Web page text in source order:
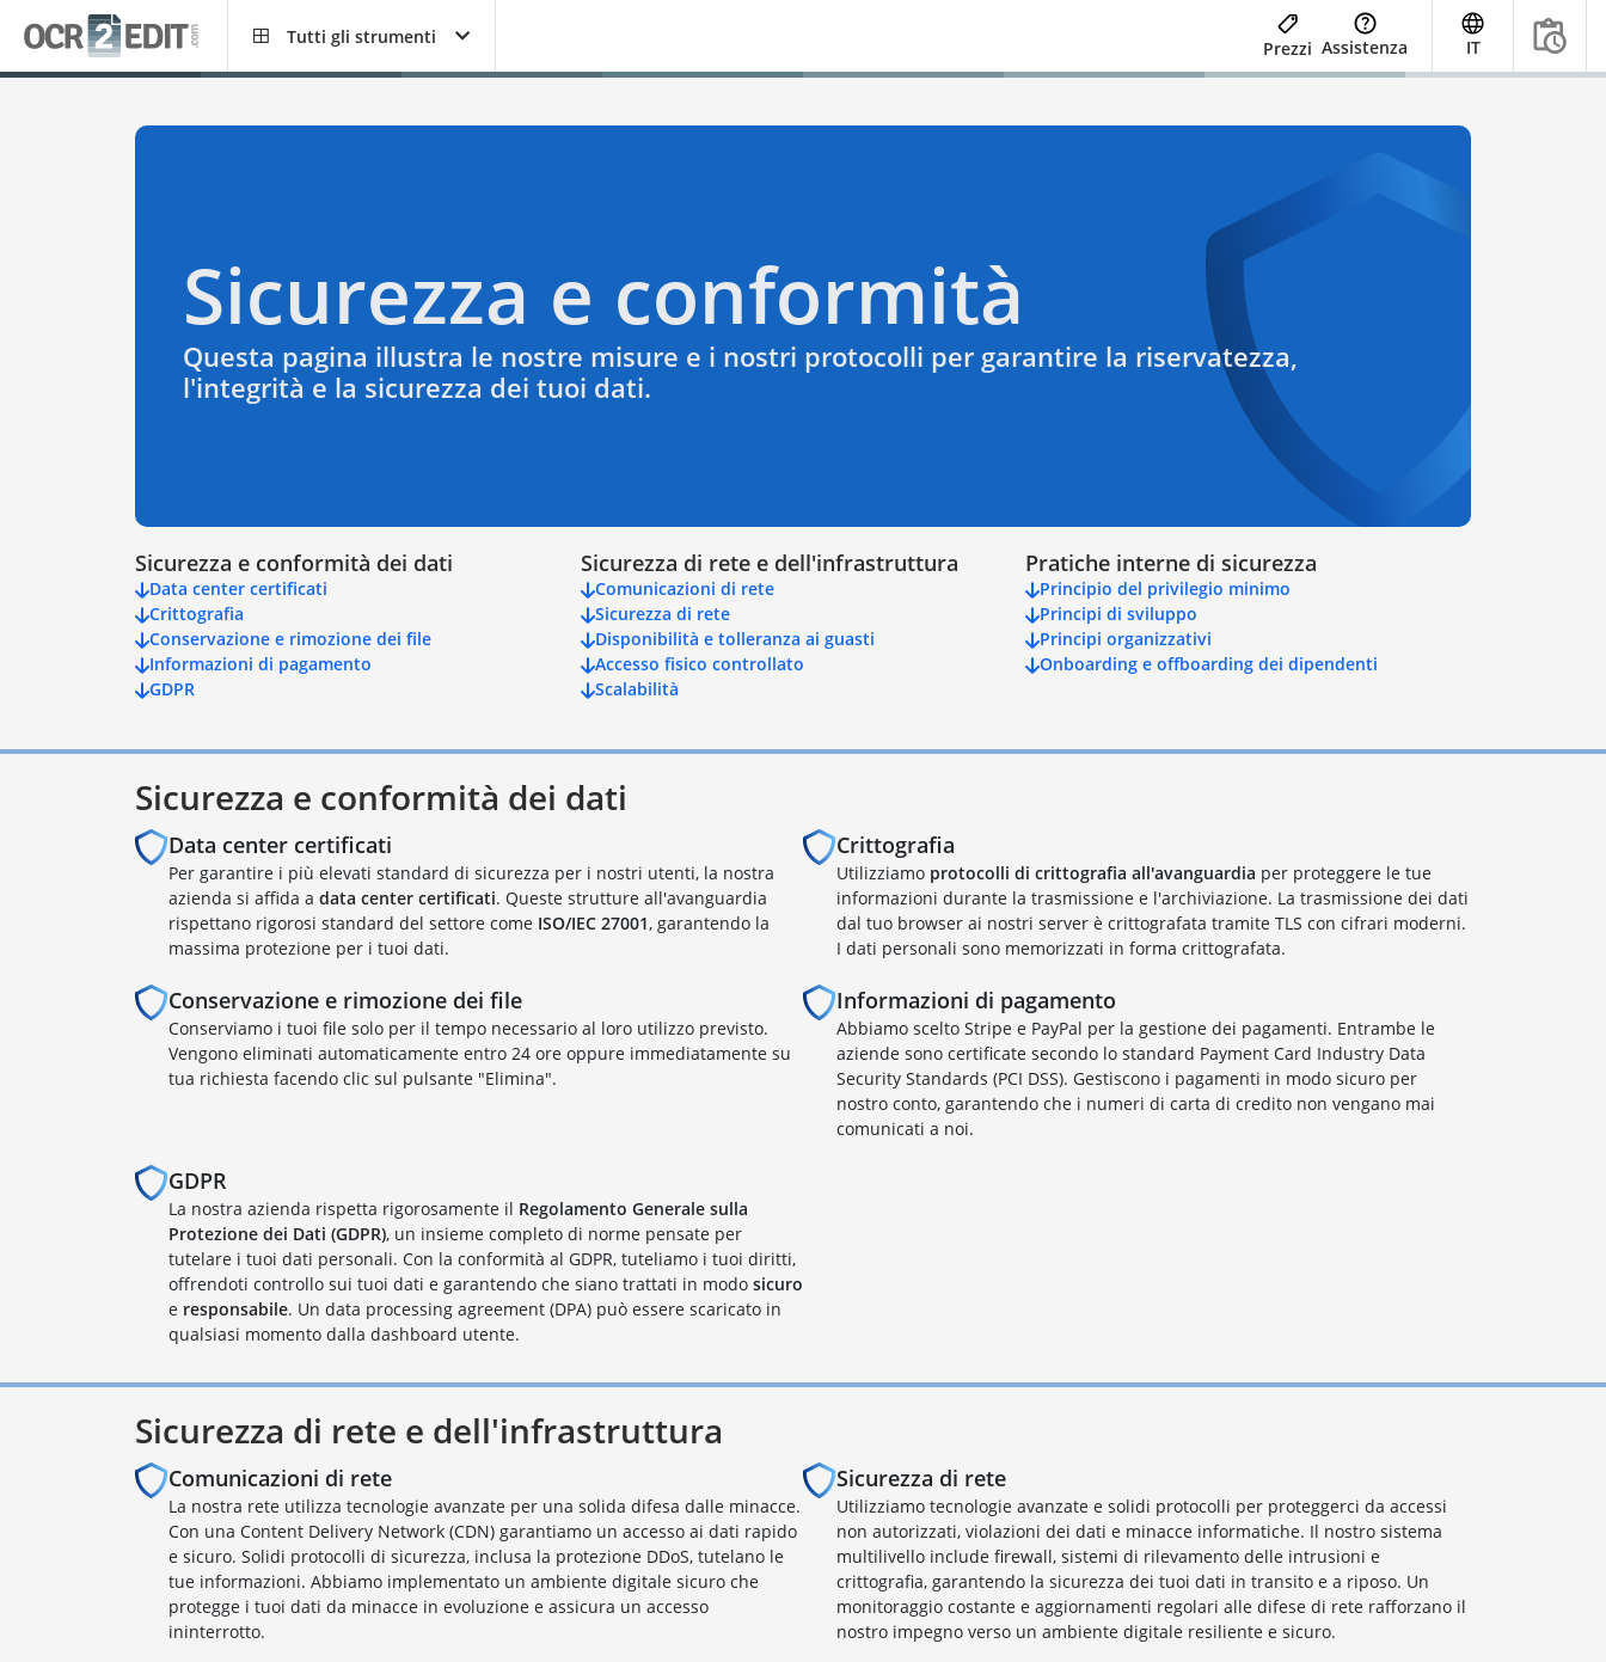
Tutti gli strumenti
Prezzi Assistenza IT
Sicurezza e conformità
Questa pagina illustra le nostre misure e i nostri protocolli per garantire la riservatezza,
l'integrità e la sicurezza dei tuoi dati.
Sicurezza e conformità dei dati
Data center certificati
Crittografia
Conservazione e rimozione dei file
Informazioni di pagamento
GDPR
Sicurezza di rete e dell'infrastruttura
Comunicazioni di rete
Sicurezza di rete
Disponibilità e tolleranza ai guasti
Accesso fisico controllato
Scalabilità
Pratiche interne di sicurezza
Principio del privilegio minimo
Principi di sviluppo
Principi organizzativi
Onboarding e offboarding dei dipendenti
Sicurezza e conformità dei dati
Data center certificati
Per garantire i più elevati standard di sicurezza per i nostri utenti, la nostra
azienda si affida a data center certificati. Queste strutture all'avanguardia
rispettano rigorosi standard del settore come ISO/IEC 27001, garantendo la
massima protezione per i tuoi dati.
Crittografia
Utilizziamo protocolli di crittografia all'avanguardia per proteggere le tue
informazioni durante la trasmissione e l'archiviazione. La trasmissione dei dati
dal tuo browser ai nostri server è crittografata tramite TLS con cifrari moderni.
I dati personali sono memorizzati in forma crittografata.
Conservazione e rimozione dei file
Conserviamo i tuoi file solo per il tempo necessario al loro utilizzo previsto.
Vengono eliminati automaticamente entro 24 ore oppure immediatamente su
tua richiesta facendo clic sul pulsante "Elimina".
Informazioni di pagamento
Abbiamo scelto Stripe e PayPal per la gestione dei pagamenti. Entrambe le
aziende sono certificate secondo lo standard Payment Card Industry Data
Security Standards (PCI DSS). Gestiscono i pagamenti in modo sicuro per
nostro conto, garantendo che i numeri di carta di credito non vengano mai
comunicati a noi.
GDPR
La nostra azienda rispetta rigorosamente il Regolamento Generale sulla
Protezione dei Dati (GDPR), un insieme completo di norme pensate per
tutelare i tuoi dati personali. Con la conformità al GDPR, tuteliamo i tuoi diritti,
offrendoti controllo sui tuoi dati e garantendo che siano trattati in modo sicuro
e responsabile. Un data processing agreement (DPA) può essere scaricato in
qualsiasi momento dalla dashboard utente.
Sicurezza di rete e dell'infrastruttura
Comunicazioni di rete
La nostra rete utilizza tecnologie avanzate per una solida difesa dalle minacce.
Con una Content Delivery Network (CDN) garantiamo un accesso ai dati rapido
e sicuro. Solidi protocolli di sicurezza, inclusa la protezione DDoS, tutelano le
tue informazioni. Abbiamo implementato un ambiente digitale sicuro che
protegge i tuoi dati da minacce in evoluzione e assicura un accesso
ininterrotto.
Sicurezza di rete
Utilizziamo tecnologie avanzate e solidi protocolli per proteggerci da accessi
non autorizzati, violazioni dei dati e minacce informatiche. Il nostro sistema
multilivello include firewall, sistemi di rilevamento delle intrusioni e
crittografia, garantendo la sicurezza dei tuoi dati in transito e a riposo. Un
monitoraggio costante e aggiornamenti regolari alle difese di rete rafforzano il
nostro impegno verso un ambiente digitale resiliente e sicuro.